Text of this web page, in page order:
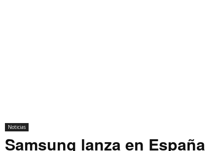
Noticias
Samsung lanza en España